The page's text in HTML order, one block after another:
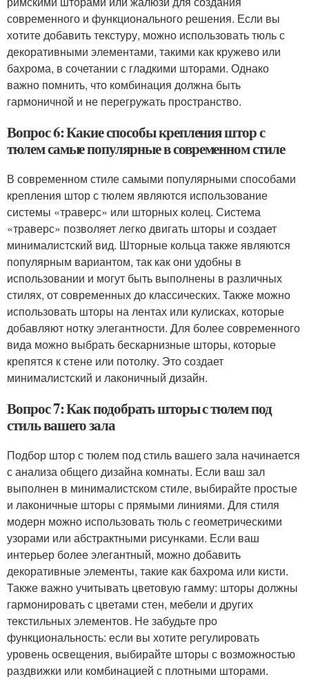
современного и функционального решения. Если вы
хотите добавить текстуру, можно использовать тюль с
декоративными элементами, такими как кружево или
бахрома, в сочетании с гладкими шторами. Однако
важно помнить, что комбинация должна быть
гармоничной и не перегружать пространство.
Вопрос 6: Какие способы крепления штор с
тюлем самые популярные в современном стиле
В современном стиле самыми популярными способами
крепления штор с тюлем являются использование
системы «траверс» или шторных колец. Система
«траверс» позволяет легко двигать шторы и создает
минималистский вид. Шторные кольца также являются
популярным вариантом, так как они удобны в
использовании и могут быть выполнены в различных
стилях, от современных до классических. Также можно
использовать шторы на лентах или кулисках, которые
добавляют нотку элегантности. Для более современного
вида можно выбрать бескарнизные шторы, которые
крепятся к стене или потолку. Это создает
минималистский и лаконичный дизайн.
Вопрос 7: Как подобрать шторы с тюлем под
стиль вашего зала
Подбор штор с тюлем под стиль вашего зала начинается
с анализа общего дизайна комнаты. Если ваш зал
выполнен в минималистском стиле, выбирайте простые
и лаконичные шторы с прямыми линиями. Для стиля
модерн можно использовать тюль с геометрическими
узорами или абстрактными рисунками. Если ваш
интерьер более элегантный, можно добавить
декоративные элементы, такие как бахрома или кисти.
Также важно учитывать цветовую гамму: шторы должны
гармонировать с цветами стен, мебели и других
текстильных элементов. Не забудьте про
функциональность: если вы хотите регулировать
уровень освещения, выбирайте шторы с возможностью
раздвижки или комбинацией с плотными шторами.